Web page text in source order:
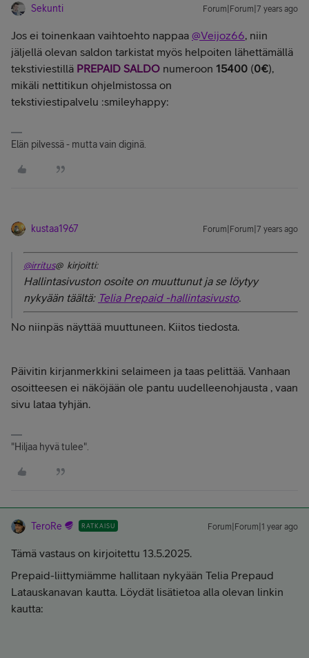
Sekunti Forum|Forum|7 years ago
Jos ei toinenkaan vaihtoehto nappaa @Veijoz66, niin
jäljellä olevan saldon tarkistat myös helpoiten lähettämällä
tekstiviestillä PREPAID SALDO numeroon 15400 (0€),
mikäli nettitikun ohjelmistossa on
tekstiviestipalvelu :smileyhappy:
Elän pilvessä - mutta vain diginä.
kustaa1967 Forum|Forum|7 years ago
@irritus@ kirjoitti:
Hallintasivuston osoite on muuttunut ja se löytyy
nykyään täältä: Telia Prepaid -hallintasivusto.
No niinpäs näyttää muuttuneen. Kiitos tiedosta.
Päivitin kirjanmerkkini selaimeen ja taas pelittää. Vanhaan
osoitteesen ei näköjään ole pantu uudelleenohjausta , vaan
sivu lataa tyhjän.
"Hiljaa hyvä tulee".
TeroRe RATKAISU Forum|Forum|1 year ago
Tämä vastaus on kirjoitettu 13.5.2025.
Prepaid-liittymiämme hallitaan nykyään Telia Prepaud
Latauskanavan kautta. Löydät lisätietoa alla olevan linkin
kautta: